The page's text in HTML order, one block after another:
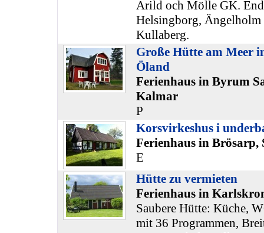
Arild och Mölle GK.
Helsingborg, Ängelholm
Kullaberg.
Große Hütte am Meer
Öland
Ferienhaus in Byrum
Kalmar
P
Korsvirkeshus i
Ferienhaus in Brösarp,
E
Hütte zu vermieten
Ferienhaus in
Saubere Hütte: Küche,
mit 36 Programmen,